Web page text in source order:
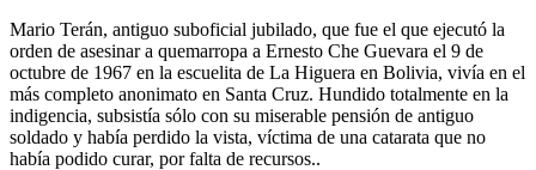
Mario Terán, antiguo suboficial jubilado, que fue el que ejecutó la
orden de asesinar a quemarropa a Ernesto Che Guevara el 9 de
octubre de 1967 en la escuelita de La Higuera en Bolivia, vivía en el
más completo anonimato en Santa Cruz. Hundido totalmente en la
indigencia, subsistía sólo con su miserable pensión de antiguo
soldado y había perdido la vista, víctima de una catarata que no
había podido curar, por falta de recursos..